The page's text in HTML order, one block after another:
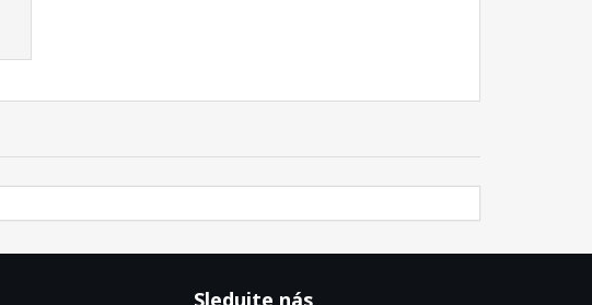
Sledujte nás